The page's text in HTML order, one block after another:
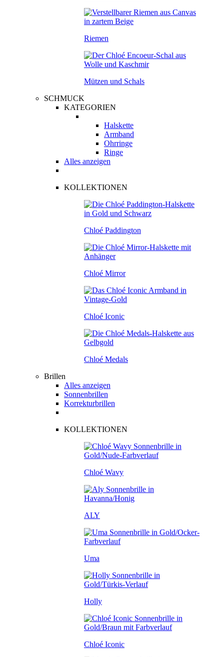
Riemen
Mützen und Schals
SCHMUCK
KATEGORIEN
Halskette
Armband
Ohrringe
Ringe
Alles anzeigen
KOLLEKTIONEN
Chloé Paddington
Chloé Mirror
Chloé Iconic
Chloé Medals
Brillen
Alles anzeigen
Sonnenbrillen
Korrekturbrillen
KOLLEKTIONEN
Chloé Wavy
ALY
Uma
Holly
Chloé Iconic